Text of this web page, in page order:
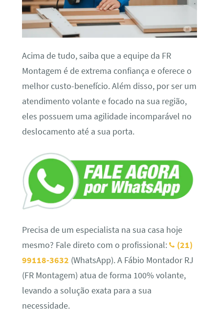
Acima de tudo, saiba que a equipe da FR
Montagem é de extrema confiança e oferece o
melhor custo-benefício. Além disso, por ser um
atendimento volante e focado na sua região,
eles possuem uma agilidade incomparável no
deslocamento até a sua porta.
Precisa de um especialista na sua casa hoje
mesmo? Fale direto com o profissional:
(21)
99118-3632 (WhatsApp). A Fábio Montador RJ
(FR Montagem) atua de forma 100% volante,
levando a solução exata para a sua
necessidade.